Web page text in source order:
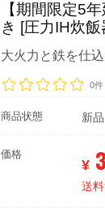
【期間限定5
き [圧力IH炊飯
大火力と鉄を仕
0件
商品状態 新品
価格
¥
送